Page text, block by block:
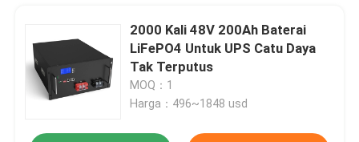
2000 Kali 48V 200Ah Baterai
LiFePO4 Untuk UPS Catu Daya
Tak Terputus
MOQ：1
Harga：496~1848 usd